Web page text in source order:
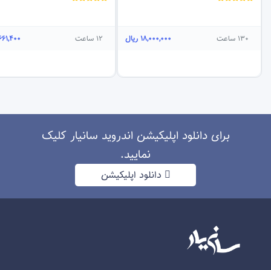
130 ساعت 18,000,000 ریال 12 ساعت
برای دانلود اپلیکیشن اندروید سانیار کلیک
نمایید.
دانلود اپلیکیشن